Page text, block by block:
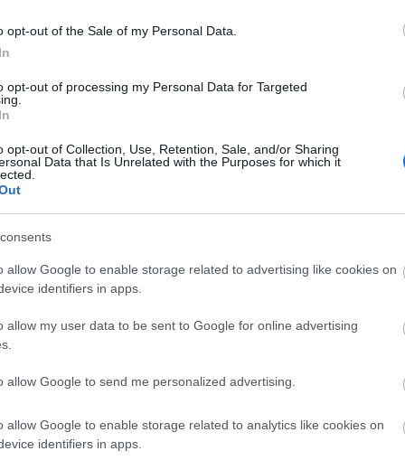
opt-out of the Sale of my Personal Data.
opt-out of processing my Personal Data for Targeted
opt-out of Collection, Use, Retention, Sale, and/or Sharing
Data that Is Unrelated with the Purposes for which it
allow Google to enable storage related to advertising like cookies on
identifiers in apps.
allow my user data to be sent to Google for online advertising
allow Google to send me personalized advertising.
allow Google to enable storage related to analytics like cookies on
identifiers in apps.
återstår ju en del efterarbete med att göra
kanske hela 5-kilometersspåret. Om det nu
natursnö.
väntar med att garantera spår till söndag är
på den säkra sidan och inte lura folk till
onsdagen såg kanonerna ut som en rad
på olika skidorter framöver. Om du vill
gå in på www.bruksvallarna.nu.